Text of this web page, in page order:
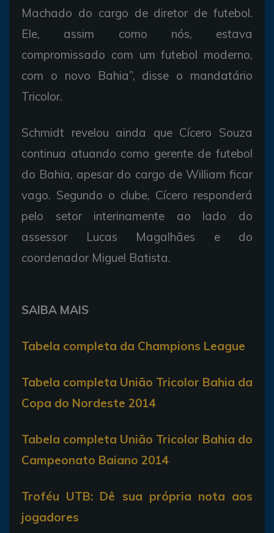
Machado do cargo de diretor de futebol.
Ele, assim como nós, estava
compromissado com um futebol moderno,
com o novo Bahia”, disse o mandatário
Tricolor.
Schmidt revelou ainda que Cícero Souza
continua atuando como gerente de futebol
do Bahia, apesar do cargo de William ficar
vago. Segundo o clube, Cícero responderá
pelo setor interinamente ao lado do
assessor Lucas Magalhães e do
coordenador Miguel Batista.
SAIBA MAIS
Tabela completa da Champions League
Tabela completa União Tricolor Bahia da
Copa do Nordeste 2014
Tabela completa União Tricolor Bahia do
Campeonato Baiano 2014
Troféu UTB: Dê sua própria nota aos
jogadores